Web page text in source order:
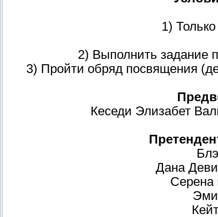
1)
2) Выполнить задание
3) Пройти обряд посвящения
Кеседи Элизабет
Дана
Серена